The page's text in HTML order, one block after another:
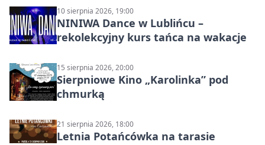
10 sierpnia 2026, 19:00
NINIWA Dance w Lublińcu –
rekolekcyjny kurs tańca na wakacje
15 sierpnia 2026, 20:00
Sierpniowe Kino „Karolinka” pod
chmurką
21 sierpnia 2026, 18:00
Letnia Potańcówka na tarasie